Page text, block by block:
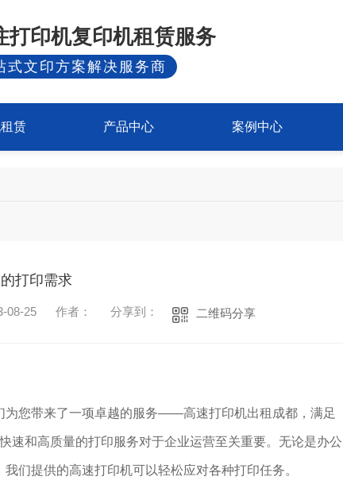
打印机复印机租赁服务
式文印方案解决服务商
赁 产品中心 案例中心
打印需求
08-25 作者： 分享到： 二维码分享
为您带来了一项卓越的服务——高速打印机出租成都，满足
速和高质量的打印服务对于企业运营至关重要。无论是办公
们提供的高速打印机可以轻松应对各种打印任务。